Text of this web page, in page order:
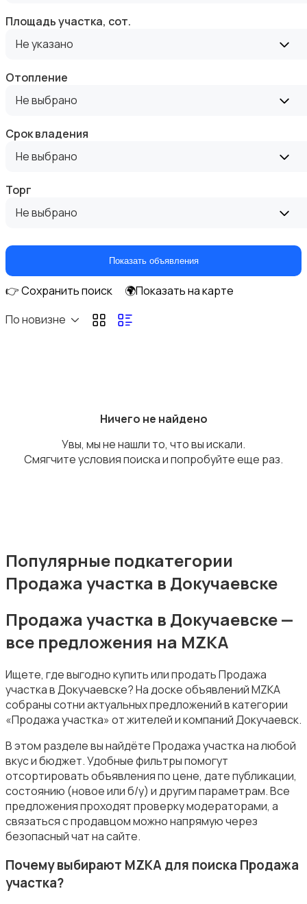
Аренда квартиры посуточно
Продажа гаражей и стоянок
Аренда гаражей и стоянок
Площадь участка, сот.
Не указано
Отопление
Не выбрано
Срок владения
Не выбрано
Торг
Не выбрано
Показать объявления
👉 Сохранить поиск
🌍Показать на карте
По новизне
Ничего не найдено
Увы, мы не нашли то, что вы искали.
Смягчите условия поиска и попробуйте еще раз.
Популярные подкатегории
Продажа участка в Докучаевске
Продажа участка в Докучаевске —
все предложения на MZKA
Ищете, где выгодно купить или продать Продажа
участка в Докучаевске? На доске объявлений MZKA
собраны сотни актуальных предложений в категории
«Продажа участка» от жителей и компаний Докучаевск.
В этом разделе вы найдёте Продажа участка на любой
вкус и бюджет. Удобные фильтры помогут
отсортировать объявления по цене, дате публикации,
состоянию (новое или б/у) и другим параметрам. Все
предложения проходят проверку модераторами, а
связаться с продавцом можно напрямую через
безопасный чат на сайте.
Почему выбирают MZKA для поиска Продажа
участка?